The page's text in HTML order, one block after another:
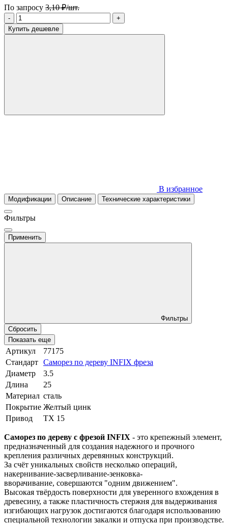
По запросу 3,10 ₽/шт.
-
+
Купить дешевле
В избранное
Модификации Описание Технические характеристики
Фильтры
Применить
Фильтры
Сбросить
Показать еще
Артикул
77175
Стандарт Саморез по дереву INFIX фреза
Диаметр
3.5
Длина
25
Материал сталь
Покрытие Желтый цинк
Привод
TX 15
Саморез по дереву с фрезой INFIX - это крепежный элемент,
предназначенный для создания надежного и прочного
крепления различных деревянных конструкций.
За счёт уникальных свойств несколько операций,
накернивание-засверливание-зенковка-
вворачивание, совершаются "одним движением".
Высокая твёрдость поверхности для уверенного вхождения в
древесину, а также пластичность стержня для выдерживания
изгибающих нагрузок достигаются благодаря использованию
специальной технологии закалки и отпуска при производстве.